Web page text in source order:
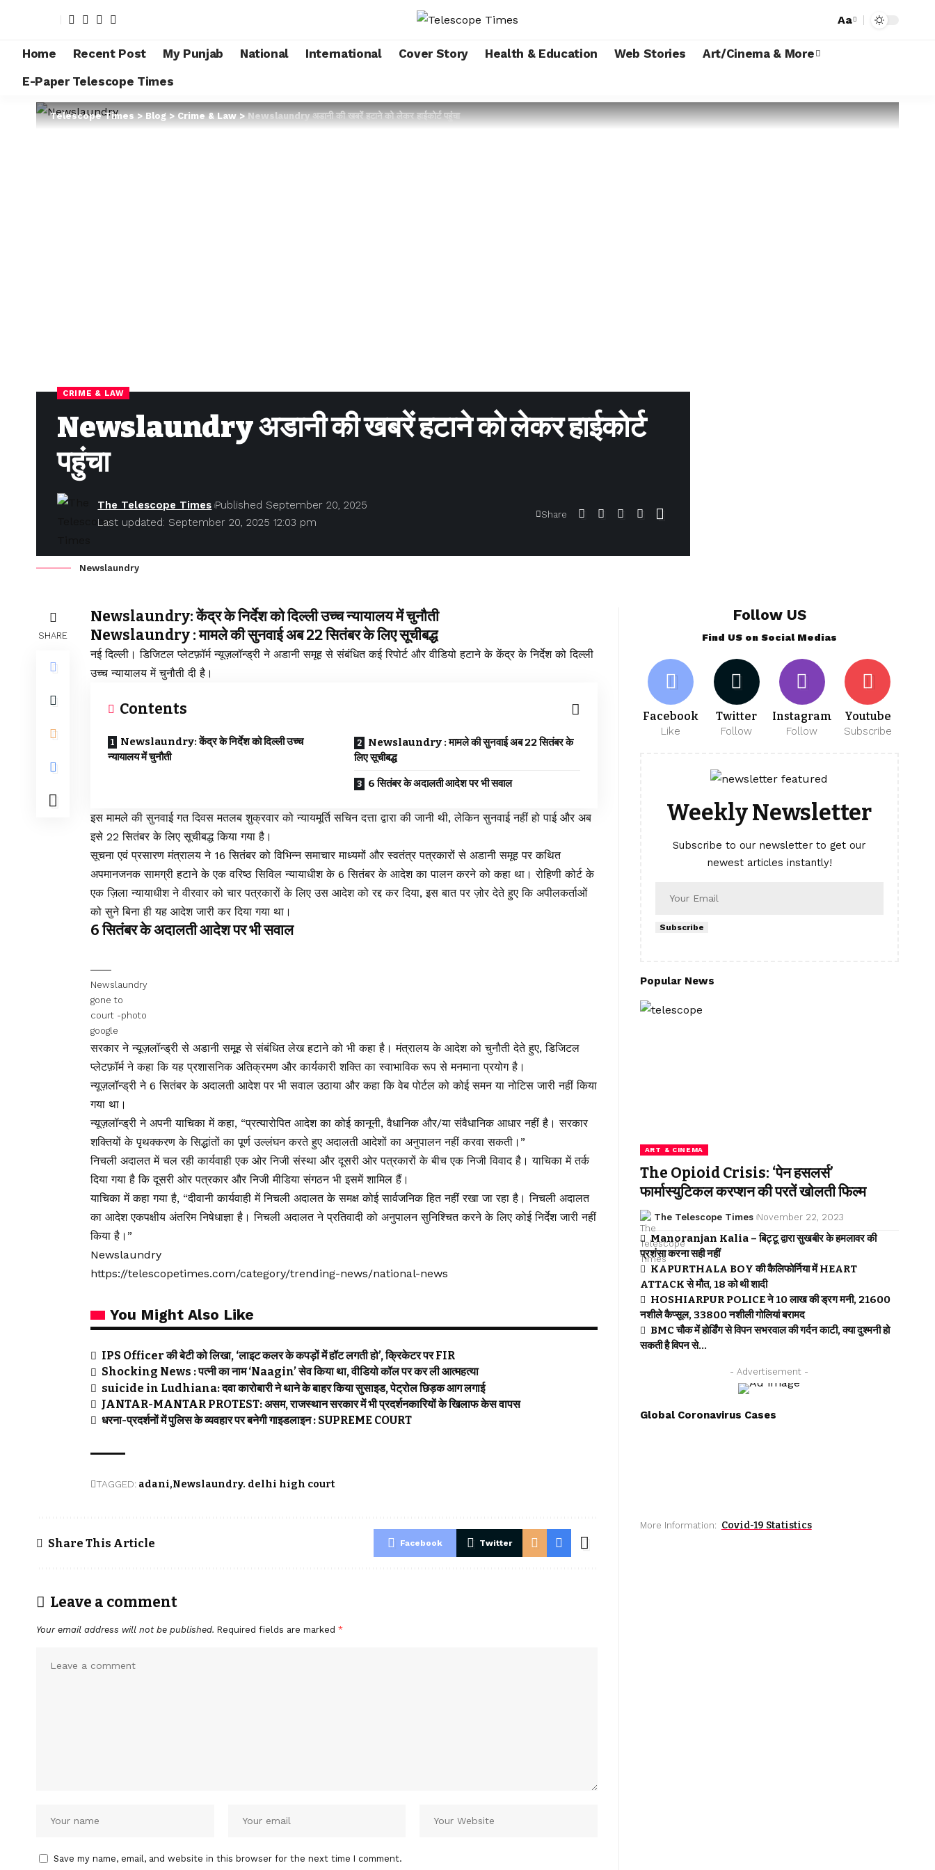
Aa
Home Recent Post My Punjab National International Cover Story Health & Education Web Stories
Art/Cinema & More
E-Paper Telescope Times
Telescope Times>Blog>Crime & Law>Newslaundry अडानी की खबरें हटाने को लेकर हाईकोर्ट पहुंचा
CRIME & LAW
Newslaundry अडानी की खबरें हटाने को लेकर हाईकोर्ट
पहुंचा
Last updated: September 20, 2025 12:03 pm
The Telescope Times Published September 20, 2025
Share
Newslaundry
SHARE
Newslaundry: केंद्र के निर्देश को दिल्ली उच्च न्यायालय में चुनौती
Newslaundry : मामले की सुनवाई अब 22 सितंबर के लिए सूचीबद्ध
नई दिल्ली। डिजिटल प्लेटफ़ॉर्म न्यूज़लॉन्ड्री ने अडानी समूह से संबंधित कई रिपोर्ट और वीडियो हटाने के केंद्र के निर्देश को दिल्ली
उच्च न्यायालय में चुनौती दी है।
Contents
Newslaundry: केंद्र के निर्देश को दिल्ली उच्च
न्यायालय में चुनौती
Newslaundry : मामले की सुनवाई अब 22 सितंबर के
लिए सूचीबद्ध
6 सितंबर के अदालती आदेश पर भी सवाल
इस मामले की सुनवाई गत दिवस मतलब शुक्रवार को न्यायमूर्ति सचिन दत्ता द्वारा की जानी थी, लेकिन सुनवाई नहीं हो पाई और अब
इसे 22 सितंबर के लिए सूचीबद्ध किया गया है।
सूचना एवं प्रसारण मंत्रालय ने 16 सितंबर को विभिन्न समाचार माध्यमों और स्वतंत्र पत्रकारों से अडानी समूह पर कथित
अपमानजनक सामग्री हटाने के एक वरिष्ठ सिविल न्यायाधीश के 6 सितंबर के आदेश का पालन करने को कहा था। रोहिणी कोर्ट के
एक ज़िला न्यायाधीश ने वीरवार को चार पत्रकारों के लिए उस आदेश को रद्द कर दिया, इस बात पर ज़ोर देते हुए कि अपीलकर्ताओं
को सुने बिना ही यह आदेश जारी कर दिया गया था।
6 सितंबर के अदालती आदेश पर भी सवाल
Newslaundry
gone to
court -photo
google
सरकार ने न्यूज़लॉन्ड्री से अडानी समूह से संबंधित लेख हटाने को भी कहा है। मंत्रालय के आदेश को चुनौती देते हुए, डिजिटल
प्लेटफ़ॉर्म ने कहा कि यह प्रशासनिक अतिक्रमण और कार्यकारी शक्ति का स्वाभाविक रूप से मनमाना प्रयोग है।
न्यूज़लॉन्ड्री ने 6 सितंबर के अदालती आदेश पर भी सवाल उठाया और कहा कि वेब पोर्टल को कोई समन या नोटिस जारी नहीं किया
गया था।
न्यूज़लॉन्ड्री ने अपनी याचिका में कहा, “प्रत्यारोपित आदेश का कोई कानूनी, वैधानिक और/या संवैधानिक आधार नहीं है। सरकार
शक्तियों के पृथक्करण के सिद्धांतों का पूर्ण उल्लंघन करते हुए अदालती आदेशों का अनुपालन नहीं करवा सकती।”
निचली अदालत में चल रही कार्यवाही एक ओर निजी संस्था और दूसरी ओर पत्रकारों के बीच एक निजी विवाद है। याचिका में तर्क
दिया गया है कि दूसरी ओर पत्रकार और निजी मीडिया संगठन भी इसमें शामिल हैं।
याचिका में कहा गया है, “दीवानी कार्यवाही में निचली अदालत के समक्ष कोई सार्वजनिक हित नहीं रखा जा रहा है। निचली अदालत
का आदेश एकपक्षीय अंतरिम निषेधाज्ञा है। निचली अदालत ने प्रतिवादी को अनुपालन सुनिश्चित करने के लिए कोई निर्देश जारी नहीं
किया है।”
Newslaundry
https://telescopetimes.com/category/trending-news/national-news
You Might Also Like
IPS Officer की बेटी को लिखा, ‘लाइट कलर के कपड़ों में हॉट लगती हो’, क्रिकेटर पर FIR
Shocking News : पत्नी का नाम ‘Naagin’ सेव किया था, वीडियो कॉल पर कर ली आत्महत्या
suicide in Ludhiana: दवा कारोबारी ने थाने के बाहर किया सुसाइड, पेट्रोल छिड़क आग लगाई
JANTAR-MANTAR PROTEST: असम, राजस्थान सरकार में भी प्रदर्शनकारियों के खिलाफ केस वापस
धरना-प्रदर्शनों में पुलिस के व्यवहार पर बनेगी गाइडलाइन : SUPREME COURT
TAGGED: adani Newslaundry. delhi high court
Share This Article Facebook Twitter
Leave a comment
Your email address will not be published. Required fields are marked *
Save my name, email, and website in this browser for the next time I comment.
Follow US
Find US on Social Medias
Facebook
Like
Twitter
Follow
Instagram
Follow
Youtube
Subscribe
Weekly Newsletter
Subscribe to our newsletter to get our
newest articles instantly!
Subscribe
Popular News
ART & CINEMA
The Opioid Crisis: ‘पेन हसलर्स’
फार्मास्युटिकल करप्शन की परतें खोलती फिल्म
The Telescope Times November 22, 2023
Manoranjan Kalia – बिट्टू द्वारा सुखबीर के हमलावर की
प्रशंसा करना सही नहीं
KAPURTHALA BOY की कैलिफोर्निया में HEART
ATTACK से मौत, 18 को थी शादी
HOSHIARPUR POLICE ने 10 लाख की ड्रग मनी, 21600
नशीले कैप्सूल, 33800 नशीली गोलियां बरामद
BMC चौक में होर्डिंग से विपन सभरवाल की गर्दन काटी, क्या दुश्मनी हो
सकती है विपन से…
- Advertisement -
Global Coronavirus Cases
More Information: Covid-19 Statistics